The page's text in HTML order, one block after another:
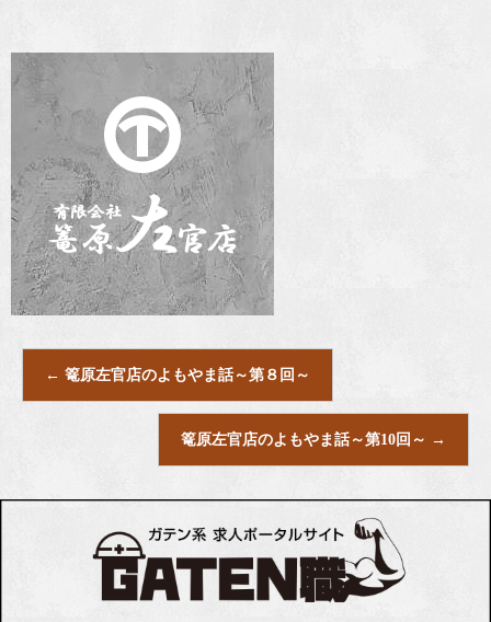
← 篭原左官店のよもやま話～第８回～
篭原左官店のよもやま話～第10回～ →